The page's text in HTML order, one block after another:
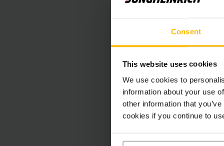
Consent
This website uses cookies
We use cookies to
information about your use
other information that
cookies if you continue to
aus Kanalregal,
Unterfahren der
bzw. ausgelagert
Kanalbefüllung. Zur
UPC steuern, denn